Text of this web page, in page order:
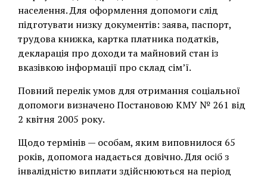
населення. Для оформлення допомоги слід
підготувати низку документів: заява, паспорт,
трудова книжка, картка платника податків,
декларація про доходи та майновий стан із
вказівкою інформації про склад сім’ї.
Повний перелік умов для отримання соціальної
допомоги визначено Постановою КМУ № 261 від
2 квітня 2005 року.
Щодо термінів — особам, яким виповнилося 65
років, допомога надається довічно. Для осіб з
інвалідністю виплати здійснюються на період